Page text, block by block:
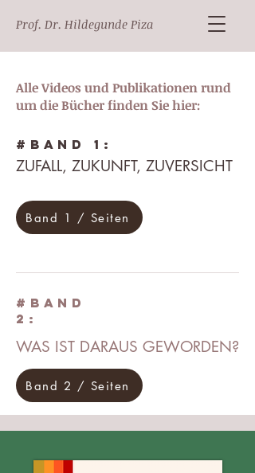
Prof. Dr. Hildegunde Piza
Alle Videos und Publikationen rund
um die Bücher finden Sie hier:
#BAND 1:
ZUFALL, ZUKUNFT, ZUVERSICHT
Band 1 / Seiten
#BAND
2:
WAS IST DARAUS GEWORDEN?
Band 2 / Seiten